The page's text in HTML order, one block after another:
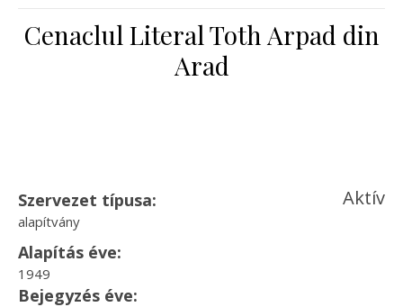
Cenaclul Literal Toth Arpad din
Arad
Szervezet típusa:
alapítvány
Aktív
Alapítás éve:
1949
Bejegyzés éve: